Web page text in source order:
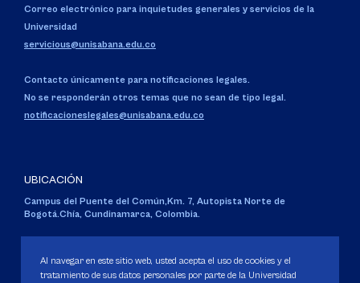
Correo electrónico para inquietudes generales y servicios de la
Universidad
servicious@unisabana.edu.co
Contacto únicamente para notificaciones legales.
No se responderán otros temas que no sean de tipo legal.
notificacioneslegales@unisabana.edu.co
UBICACIÓN
Campus del Puente del Común,Km. 7, Autopista Norte de
Bogotá.Chía, Cundinamarca, Colombia.
Personería Jurídica:Resolución 130 del 14 de enero de 1980.
Ministerio de Educación Nacional.
Al navegar en este sitio web, usted acepta el uso de cookies y el
tratamiento de sus datos personales por parte de la Universidad